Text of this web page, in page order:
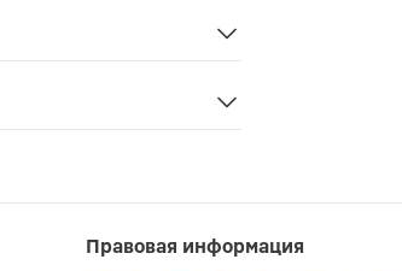
Правовая информация